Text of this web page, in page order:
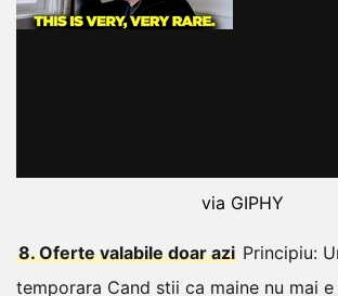
via GIPHY
8. Oferte valabile doar azi Principiu:
temporara Cand stii ca maine nu mai